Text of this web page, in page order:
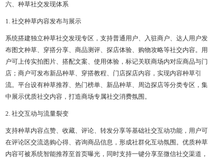
六、种草社交发现体系
1. 社交种草内容发布与展示
系统搭建独立种草社交发现专区，支持普通用户、入驻商户、达人用户发
布图文种草、穿搭分享、商品测评、探店体验、购物攻略等社交内容。用
户可上传实拍图片、搭配文案、使用体验，标记关联商场内对应商品与门
店；商户可发布新品种草、穿搭教程、门店探店内容，实现内容种草引
流。平台设有种草推荐、热门榜单、新品种草、周边探店等分类专区，集
中展示优质社交内容，打造商场专属社交消费氛围。
2. 社交互动与流量裂变
支持种草内容点赞、收藏、评论、转发分享等基础社交互动功能，用户可
在评论区交流选购心得、咨询商品信息，形成社群化互动氛围。优质种草
内容可被系统智能推荐至首页曝光，同时支持一键分享至微信社交渠道，